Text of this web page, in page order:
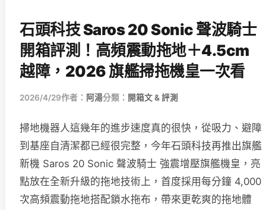
石頭科技 Saros 20 Sonic 聲波騎士
開箱評測！高頻震動拖地＋4.5cm
越障，2026 旗艦掃拖機皇一次看
2026/4/29作者： 阿湯分類： 開箱文 & 評測
掃地機器人這幾年的進步速度真的很快，從吸力、避障
到基座自清潔都已經很完整，今年石頭科技再推出旗艦
新機 Saros 20 Sonic 聲波騎士 強震增壓旗艦機皇，亮
點放在全新升級的拖地技術上，首度採用每分鐘 4,000
次高頻震動拖地搭配鎖水拖布，帶來更乾爽的拖地體